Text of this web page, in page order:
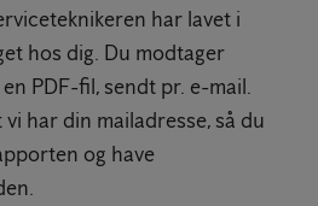
har lavet i
hos dig. Du modtager
PDF-fil, sendt pr. e-mail.
har din mailadresse, så du
og have